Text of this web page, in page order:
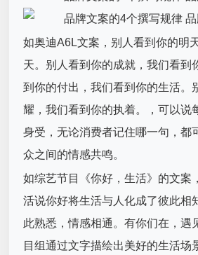
如奥迪A6L文案，别人看到你的明
天。别人看到你的成就，我们看到
到你的付出，我们看到你的生活。
耀，我们看到你的执着。，可以说
身受，无论消费者记住哪一句，都
众之间的情感共鸣。
如综艺节目《你好，生活》的文案
活说你好将生活与人化成了彼此相
此熟悉，情感相通。有你们在，遇
目组通过文字描绘出美好的生活场